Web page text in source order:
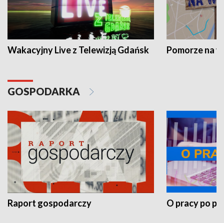
Wakacyjny Live z Telewizją Gdańsk Pomorze na
GOSPODARKA
Raport gospodarczy O pracy po